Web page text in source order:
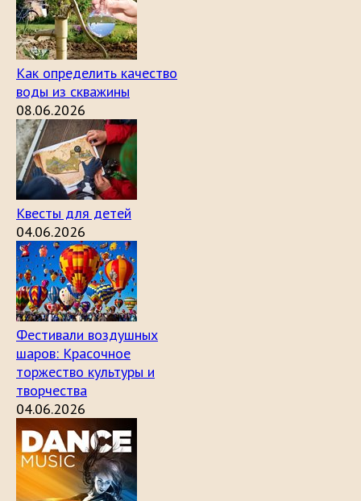
Как определить качество
воды из скважины
08.06.2026
Квесты для детей
04.06.2026
Фестивали воздушных
шаров: Красочное
торжество культуры и
творчества
04.06.2026